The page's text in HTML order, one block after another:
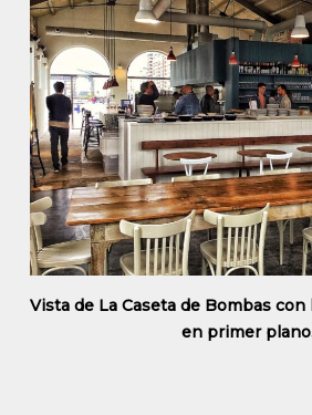
Vista de La Caseta de Bombas
en primer